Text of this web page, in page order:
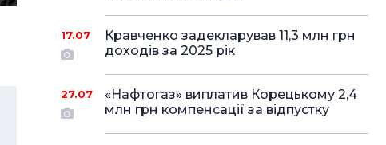
17.07
Кравченко задекларував 11,3 млн грн
доходів за 2025 рік
27.07
«Нафтогаз» виплатив Корецькому 2,4
млн грн компенсації за відпустку